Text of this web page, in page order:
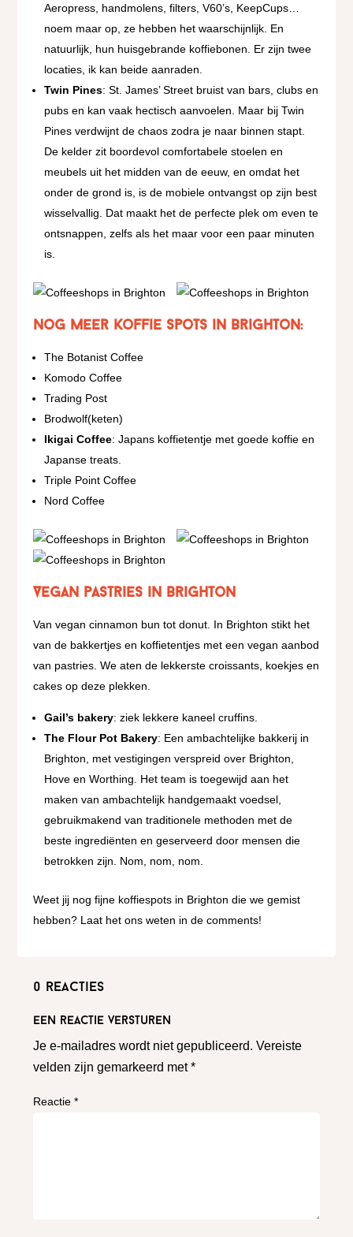
Aeropress, handmolens, filters, V60’s, KeepCups…
noem maar op, ze hebben het waarschijnlijk. En
natuurlijk, hun huisgebrande koffiebonen. Er zijn twee
locaties, ik kan beide aanraden.
Twin Pines: St. James’ Street bruist van bars, clubs en
pubs en kan vaak hectisch aanvoelen. Maar bij Twin
Pines verdwijnt de chaos zodra je naar binnen stapt.
De kelder zit boordevol comfortabele stoelen en
meubels uit het midden van de eeuw, en omdat het
onder de grond is, is de mobiele ontvangst op zijn best
wisselvallig. Dat maakt het de perfecte plek om even te
ontsnappen, zelfs als het maar voor een paar minuten
is.
Nog meer koffie spots in Brighton:
The Botanist Coffee
Komodo Coffee
Trading Post
Brodwolf(keten)
Ikigai Coffee: Japans koffietentje met goede koffie en
Japanse treats.
Triple Point Coffee
Nord Coffee
Vegan pastries in Brighton
Van vegan cinnamon bun tot donut. In Brighton stikt het
van de bakkertjes en koffietentjes met een vegan aanbod
van pastries. We aten de lekkerste croissants, koekjes en
cakes op deze plekken.
Gail’s bakery: ziek lekkere kaneel cruffins.
The Flour Pot Bakery: Een ambachtelijke bakkerij in
Brighton, met vestigingen verspreid over Brighton,
Hove en Worthing. Het team is toegewijd aan het
maken van ambachtelijk handgemaakt voedsel,
gebruikmakend van traditionele methoden met de
beste ingrediënten en geserveerd door mensen die
betrokken zijn. Nom, nom, nom.
Weet jij nog fijne koffiespots in Brighton die we gemist
hebben? Laat het ons weten in de comments!
0 reacties
Een reactie versturen
Je e-mailadres wordt niet gepubliceerd. Vereiste
velden zijn gemarkeerd met*
Reactie*